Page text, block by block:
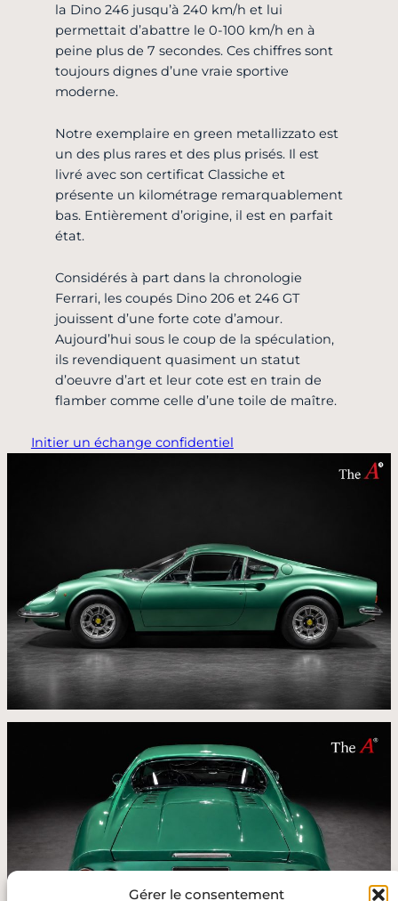
Gérer le consentement
la Dino 246 jusqu’à 240 km/h et lui
permettait d’abattre le 0-100 km/h en à
peine plus de 7 secondes. Ces chiffres sont
toujours dignes d’une vraie sportive
moderne.
Notre exemplaire en green metallizzato est
un des plus rares et des plus prisés. Il est
livré avec son certificat Classiche et
présente un kilométrage remarquablement
bas. Entièrement d’origine, il est en parfait
état.
Considérés à part dans la chronologie
Ferrari, les coupés Dino 206 et 246 GT
jouissent d’une forte cote d’amour.
Aujourd’hui sous le coup de la spéculation,
ils revendiquent quasiment un statut
d’oeuvre d’art et leur cote est en train de
flamber comme celle d’une toile de maître.
Initier un échange confidentiel